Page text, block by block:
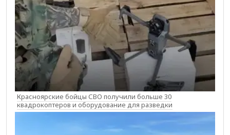
Красноярские бойцы СВО получили больше 30
квадрокоптеров и оборудование для разведки